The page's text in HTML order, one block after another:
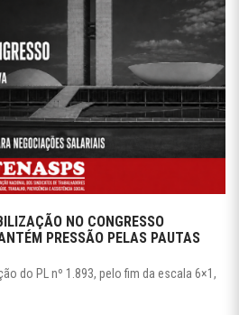
NO CONGRESSO
PRESSÃO PELAS PAUTAS
do PL nº 1.893, pelo fim da escala 6×1,